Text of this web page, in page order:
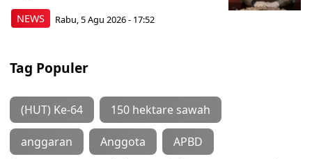
NEWS Rabu, 5 Agu 2026 - 17:52
Tag Populer
(HUT) Ke-64 150 hektare sawah
anggaran Anggota APBD